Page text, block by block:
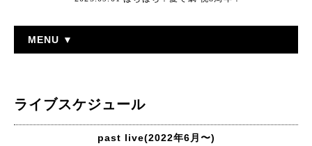
MENU ▼
ライブスケジュール
past live(2022年6月〜)